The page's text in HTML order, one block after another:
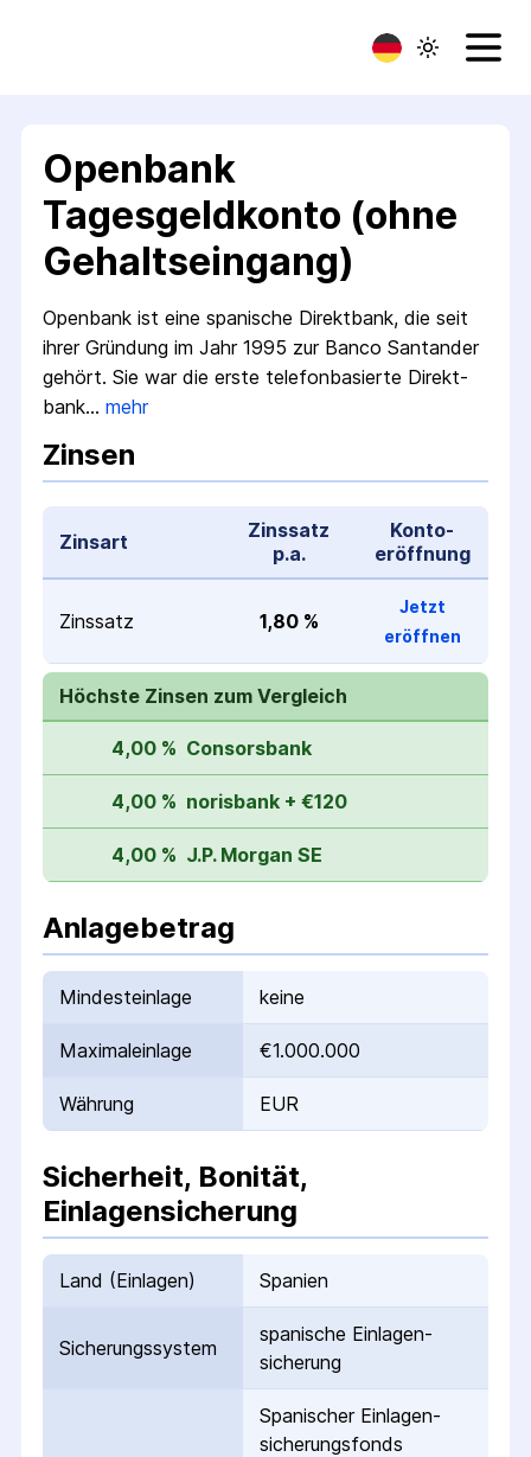
Openbank
Tagesgeldkonto (ohne
Gehaltseingang)
Openbank ist eine spanische Direkt­bank, die seit
ihrer Gründung im Jahr 1995 zur Banco Santander
gehört. Sie war die erste telefon­basierte Direkt­
bank… mehr
Zinsen
Zinsart
Zinssatz
p.a.
Konto­
eröffnung
Zinssatz 1,80 %
Jetzt
eröffnen
Höchste Zinsen zum Vergleich
4,00 % Consorsbank
4,00 % norisbank + €120
4,00 % J.P. Morgan SE
Anlagebetrag
Mindesteinlage keine
Maximaleinlage €1.000.000
Währung EUR
Sicherheit, Bonität,
Einlagensicherung
Land (Einlagen) Spanien
Sicherungs­system
spanische Einlagen­
sicherung
Spanischer Einlagen­
sicherungs­fonds